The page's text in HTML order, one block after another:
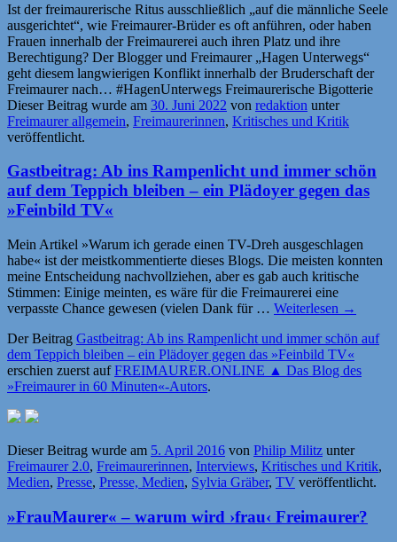
Ist der freimaurerische Ritus ausschließlich „auf die männliche Seele
ausgerichtet“, wie Freimaurer-Brüder es oft anführen, oder haben
Frauen innerhalb der Freimaurerei auch ihren Platz und ihre
Berechtigung? Der Blogger und Freimaurer „Hagen Unterwegs“
geht diesem langwierigen Konflikt innerhalb der Bruderschaft der
Freimaurer nach… #HagenUnterwegs Freimaurerische Bigotterie
Dieser Beitrag wurde am 30. Juni 2022 von redaktion unter
Freimaurer allgemein, Freimaurerinnen, Kritisches und Kritik
veröffentlicht.
Gastbeitrag: Ab ins Rampenlicht und immer schön
auf dem Teppich bleiben – ein Plädoyer gegen das
»Feinbild TV«
Mein Artikel »Warum ich gerade einen TV-Dreh ausgeschlagen
habe« ist der meistkommentierte dieses Blogs. Die meisten konnten
meine Entscheidung nachvollziehen, aber es gab auch kritische
Stimmen: Einige meinten, es wäre für die Freimaurerei eine
verpasste Chance gewesen (vielen Dank für … Weiterlesen →
Der Beitrag Gastbeitrag: Ab ins Rampenlicht und immer schön auf
dem Teppich bleiben – ein Plädoyer gegen das »Feinbild TV«
erschien zuerst aufFREIMAURER.ONLINE ▲ Das Blog des
»Freimaurer in 60 Minuten«-Autors.
Dieser Beitrag wurde am 5. April 2016 von Philip Militz unter
Freimaurer 2.0, Freimaurerinnen, Interviews, Kritisches und Kritik,
Medien, Presse, Presse, Medien, Sylvia Gräber, TV veröffentlicht.
»FrauMaurer« – warum wird ›frau‹ Freimaurer?